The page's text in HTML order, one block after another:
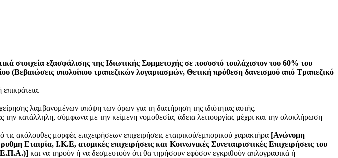
στοιχεία εξασφάλισης της Ιδιωτικής Συμμετοχής σε ποσοστό τουλάχιστον του 60% του
(Βεβαιώσεις υπολοίπου τραπεζικών λογαριασμών, Θετική πρόθεση δανεισμού από Τραπεζικό
λαμβανομένων υπόψη των όρων για τη διατήρηση της ιδιότητας αυτής.
την κατάλληλη, σύμφωνα με την κείμενη νομοθεσία, άδεια λειτουργίας μέχρι και την ολοκλήρωση
ακόλουθες μορφές επιχειρήσεων επιχειρήσεις εταιρικού/εμπορικού χαρακτήρα [Ανώνυμη
Εταιρία, Ι.Κ.Ε, ατομικές επιχειρήσεις και Κοινωνικές Συνεταιριστικές Επιχειρήσεις του
και να τηρούν ή να δεσμευτούν ότι θα τηρήσουν εφόσον εγκριθούν απλογραφικά ή